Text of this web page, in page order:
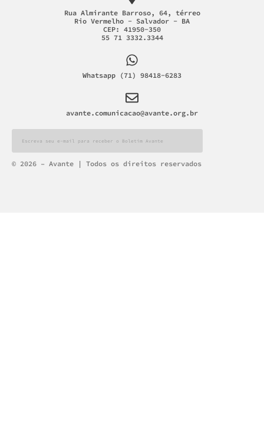
Rua Almirante Barroso, 64, térreo
Rio Vermelho - Salvador - BA
CEP: 41950-350
55 71 3332.3344
Whatsapp (71) 98418-6283
avante.comunicacao@avante.org.br
Alternative:
© 2026 – Avante | Todos os direitos reservados